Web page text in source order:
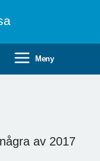
Meny
av 2017